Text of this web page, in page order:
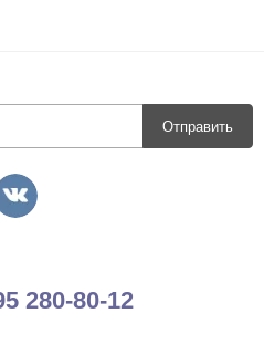
Отправить
280-80-12